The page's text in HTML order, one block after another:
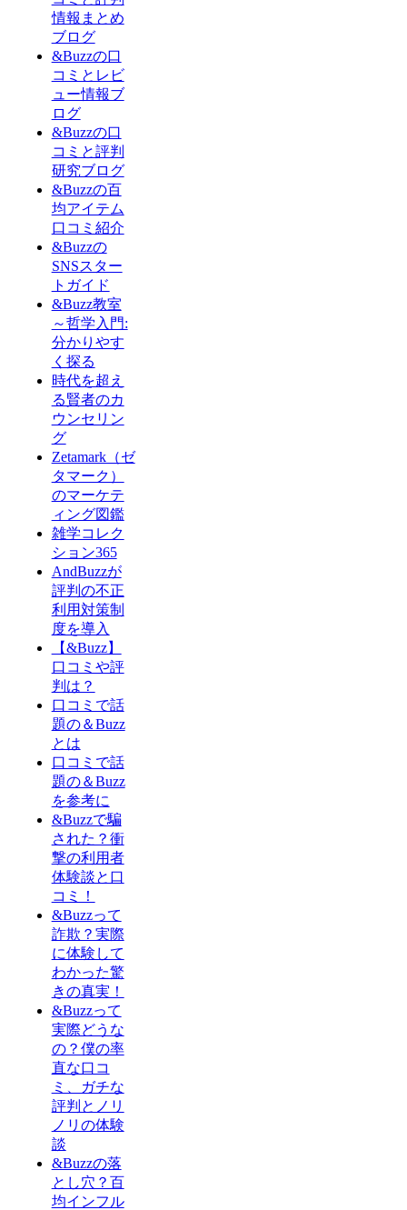
情報まとめ
ブログ
&Buzzの口
コミとレビ
ュー情報ブ
ログ
&Buzzの口
コミと評判
研究ブログ
&Buzzの百
均アイテム
口コミ紹介
&Buzzの
SNSスター
トガイド
&Buzz教室
～哲学入門:
分かりやす
く探る
時代を超え
る賢者のカ
ウンセリン
グ
Zetamark（ゼ
タマーク）
のマーケテ
ィング図鑑
雑学コレク
ション365
AndBuzzが
評判の不正
利用対策制
度を導入
【&Buzz】
口コミや評
判は？
口コミで話
題の＆Buzz
とは
口コミで話
題の＆Buzz
を参考に
&Buzzで騙
された？衝
撃の利用者
体験談と口
コミ！
&Buzzって
詐欺？実際
に体験して
わかった驚
きの真実！
&Buzzって
実際どうな
の？僕の率
直な口コ
ミ、ガチな
評判とノリ
ノリの体験
談
&Buzzの落
とし穴？百
均インフル